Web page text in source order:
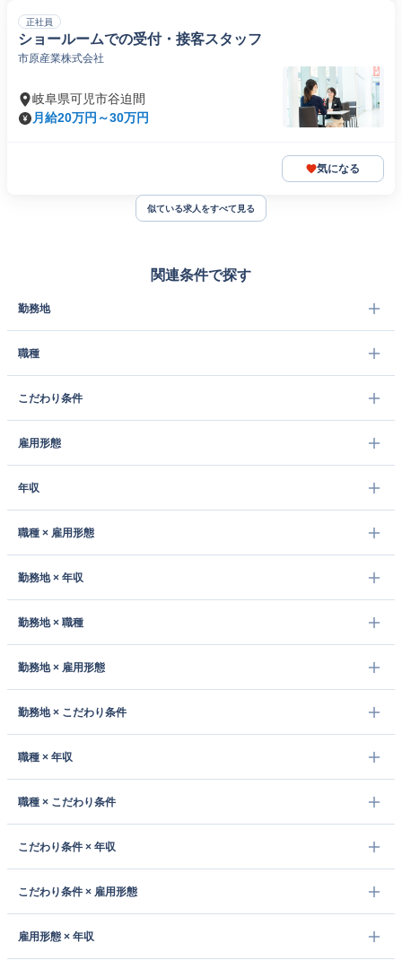
正社員
ショールームでの受付・接客スタッフ
市原産業株式会社
岐阜県可児市谷迫間
月給20万円～30万円
気になる
似ている求人をすべて見る
関連条件で探す
勤務地
職種
こだわり条件
雇用形態
年収
職種 × 雇用形態
勤務地 × 年収
勤務地 × 職種
勤務地 × 雇用形態
勤務地 × こだわり条件
職種 × 年収
職種 × こだわり条件
こだわり条件 × 年収
こだわり条件 × 雇用形態
雇用形態 × 年収